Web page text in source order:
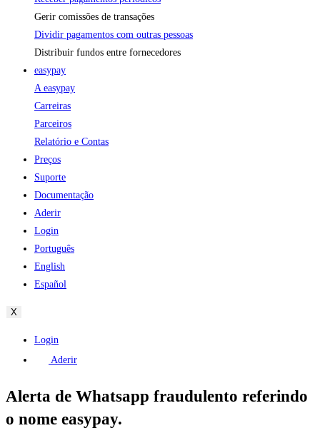
Gerir comissões de transações
Dividir pagamentos com outras pessoas
Distribuir fundos entre fornecedores
easypay
A easypay
Carreiras
Parceiros
Relatório e Contas
Preços
Suporte
Documentação
Aderir
Login
Português
English
Español
X
Login
Aderir
Alerta de Whatsapp fraudulento referindo
o nome easypay.